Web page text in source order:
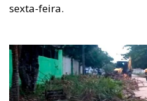
sexta-feira.